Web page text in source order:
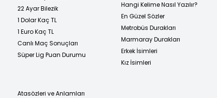
22 Ayar Bilezik
1 Dolar Kaç TL
1 Euro Kaç TL
Canlı Maç Sonuçları
Süper Lig Puan Durumu
Hangi Kelime Nasıl Yazılır?
En Güzel Sözler
Metrobüs Durakları
Marmaray Durakları
Erkek İsimleri
Kız İsimleri
Atasözleri ve Anlamları